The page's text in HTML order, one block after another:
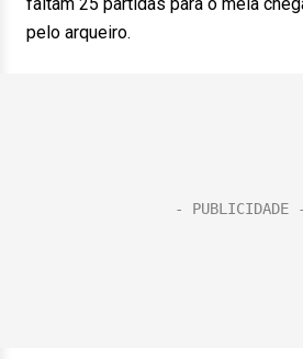
pelo arqueiro.